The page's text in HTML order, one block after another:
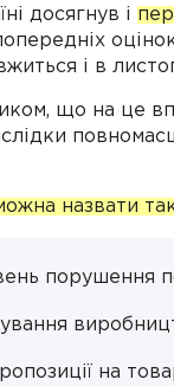
досягнув і
і в
що на це
назвати
порушення
на